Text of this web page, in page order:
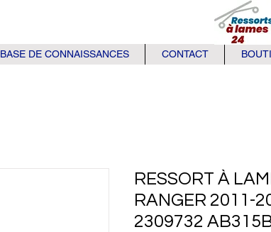
BASE DE CONNAISSANCES CONTACT
RESSORT À
RANGER 2011-
2309732